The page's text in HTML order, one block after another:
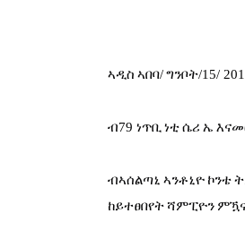
ኣዲስ ኣበባ/ግንቦት/15/
ብ79 ነጥቢነቲሴሪ ኤ
ብኣሰልጣኒ ኣንቶኒዮ ኮንቴ
ከይተፀበየትሻምፒዮን